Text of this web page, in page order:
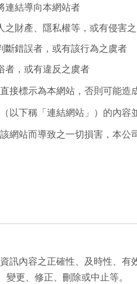
連結導向本網站者
之財產、隱私權等，或有侵害
斷錯誤者，或有該行為之虞者
者，或有違反之虞者
接標示為本網站，否則可能造
以下稱「連結網站」）的內容
網站而導致之一切損害，本公
訊內容之正確性、及時性、
更、修正、刪除或中止等。